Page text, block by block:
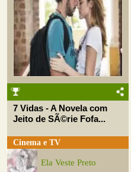
7 Vidas - A Novela com
Jeito de SÃ©rie Fofa...
Cinema e TV
Ela Veste Preto